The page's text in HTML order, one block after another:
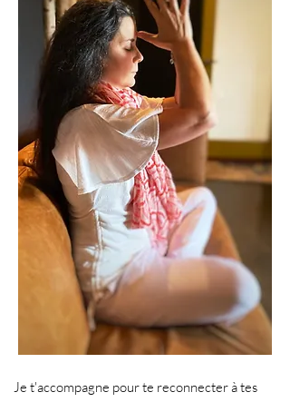
Je t'accompagne pour te reconnecter à tes